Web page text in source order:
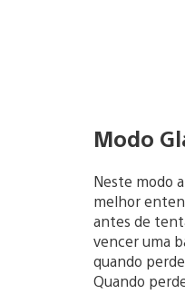
Modo
Neste modo
melhor
antes de
vencer uma
quando
Quando